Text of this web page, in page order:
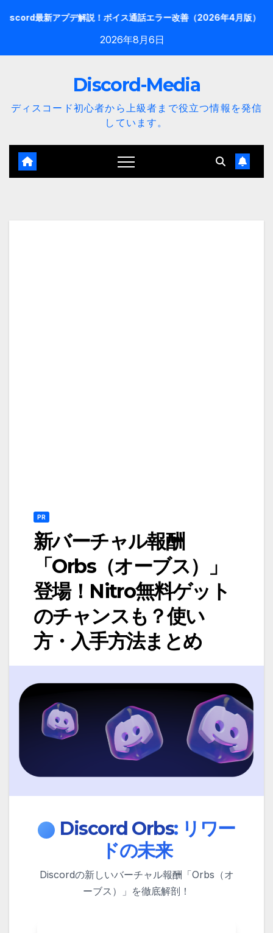
アプデ解説！ボイス通話エラー改善（2026年4月版） 【
2026年8月6日
Discord-Media
ディスコード初心者から上級者まで役立つ情報を発信
しています。
PR
新バーチャル報酬
「Orbs（オーブス）」
登場！Nitro無料ゲット
のチャンスも？使い
方・入手方法まとめ
Discord Orbs: リワー
ドの未来
Discordの新しいバーチャル報酬「Orbs（オ
ーブス）」を徹底解剖！